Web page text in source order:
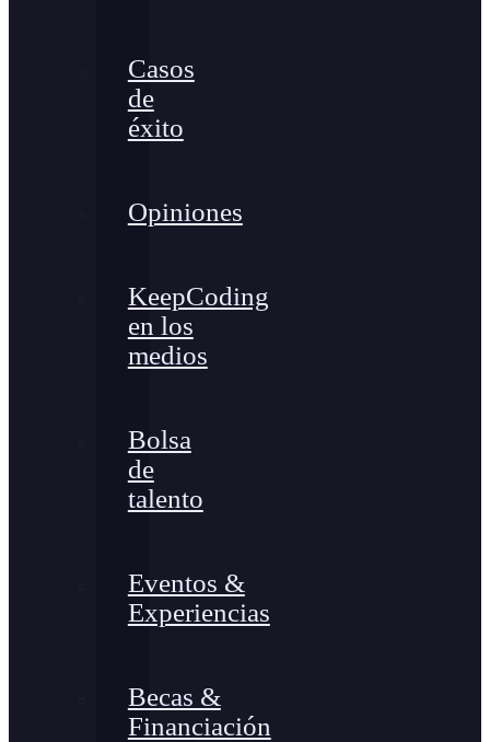
Casos
de
éxito
Opiniones
KeepCoding
en los
medios
Bolsa
de
talento
Eventos &
Experiencias
Becas &
Financiación